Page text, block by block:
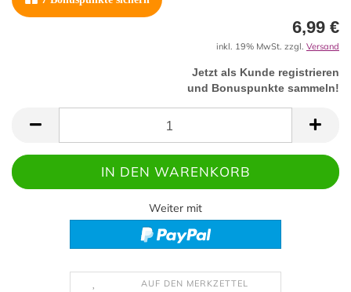
6,99 €
inkl. 19% MwSt. zzgl. Versand
Jetzt als Kunde registrieren
und Bonuspunkte sammeln!
Weiter mit
AUF DEN MERKZETTEL